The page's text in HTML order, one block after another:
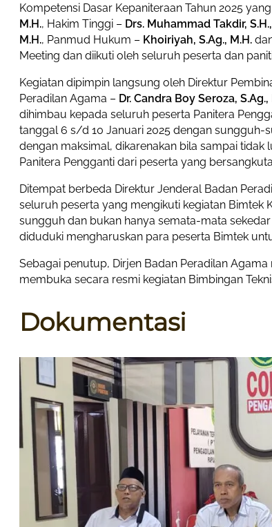
Kompetensi Dasar Kepaniteraan Tahun 2025
M.H., Hakim Tinggi – Drs. Muhammad Takdir,
M.H., Panmud Hukum – Khoiriyah, S.Ag., M.H.
Meeting dan diikuti oleh seluruh peserta dan
Kegiatan dipimpin langsung oleh Direktur
Peradilan Agama – Dr. Candra Boy Seroza, S.Ag.,
dihimbau kepada seluruh peserta Panitera
tanggal 6 s/d 10 Januari 2025 dengan sungguh-
dengan maksimal, dikarenakan bila sampai
Panitera Pengganti dari peserta yang
Ditempat berbeda Direktur Jenderal Badan
seluruh peserta yang mengikuti kegiatan Bimtek
sungguh dan bukan hanya semata-mata
diduduki mengharuskan para peserta Bimtek
Sebagai penutup, Dirjen Badan Peradilan
membuka secara resmi kegiatan Bimbingan
Dokumentasi